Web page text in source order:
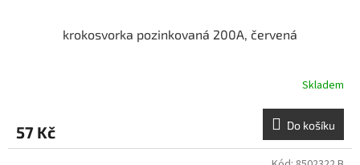
krokosvorka pozinkovaná 200A, červená
Skladem
57 Kč Do košíku